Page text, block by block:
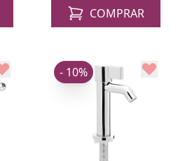
COMPRAR
- 10%